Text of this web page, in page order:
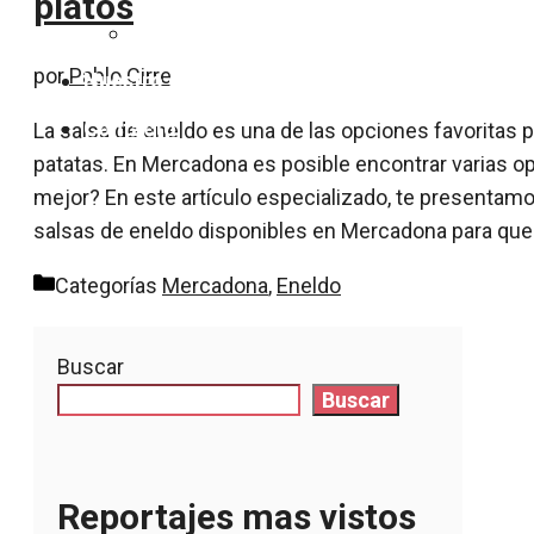
Colesterol
Nuestro equipo
Contacto
porPablo Cirre
La salsa de eneldo es una de las opciones favoritas
patatas. En Mercadona es posible encontrar varias
mejor? En este artículo especializado, te
salsas de eneldo disponibles en Mercadona para
Categorías Mercadona, Eneldo
Buscar
Buscar
Reportajes mas vistos